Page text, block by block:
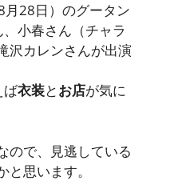
28日）のグータン
小春さん（チャラ
沢カレンさんが出演
ば衣装とお店が気に
ので、見逃している
思います。